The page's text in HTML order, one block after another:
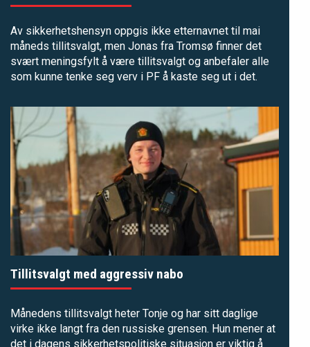
Av sikkerhetshensyn oppgis ikke etternavnet til mai
måneds tillitsvalgt, men Jonas fra Tromsø finner det
svært meningsfylt å være tillitsvalgt og anbefaler alle
som kunne tenke seg verv i PF å kaste seg ut i det.
Tillitsvalgt med aggressiv nabo
Månedens tillitsvalgt heter Tonje og har sitt daglige
virke ikke langt fra den russiske grensen. Hun mener at
det i dagens sikkerhetspolitiske situasjon er viktig å